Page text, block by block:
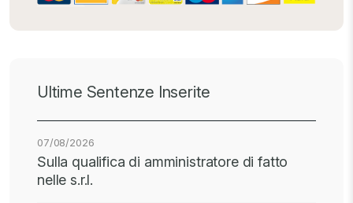
Ultime Sentenze Inserite
07/08/2026
Sulla qualifica di amministratore di fatto
nelle s.r.l.